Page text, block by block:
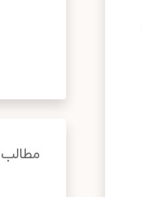
مطالب